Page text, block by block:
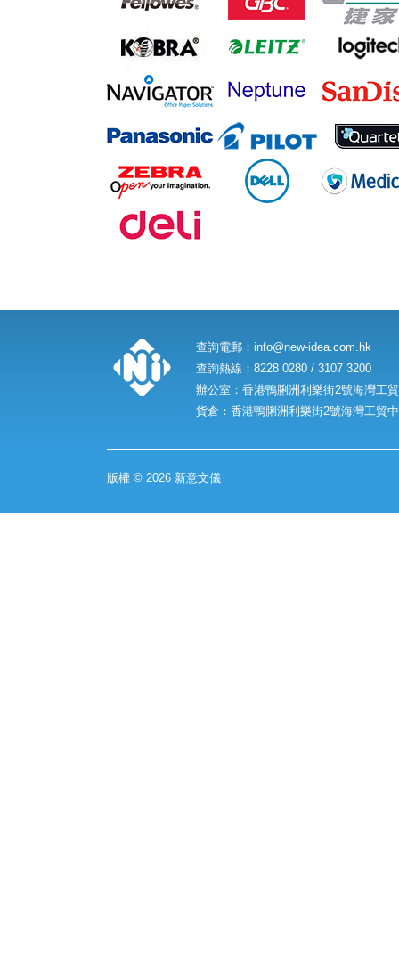
查詢電郵： info@new-idea.com.hk
查詢熱線：8228 0280 / 3107 3200
辦公室：香港鴨脷洲利樂街2號海灣工
貨倉：香港鴨脷洲利樂街2號海灣工貿
版權 © 2026 新意文儀